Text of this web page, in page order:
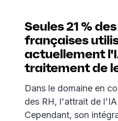
Seules 21 %
françaises
actuellement
traitement de
Dans le domaine en
des RH, l'attrait de
Cependant, son